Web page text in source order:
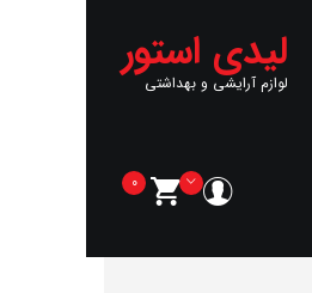
لیدی استور
لوازم آرایشی و بهداشتی
0